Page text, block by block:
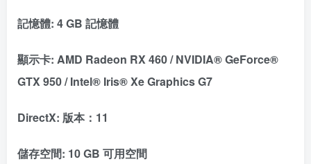
記憶體: 4 GB 記憶體
顯示卡: AMD Radeon RX 460 / NVIDIA® GeForce®
GTX 950 / Intel® Iris® Xe Graphics G7
DirectX: 版本：11
儲存空間: 10 GB 可用空間